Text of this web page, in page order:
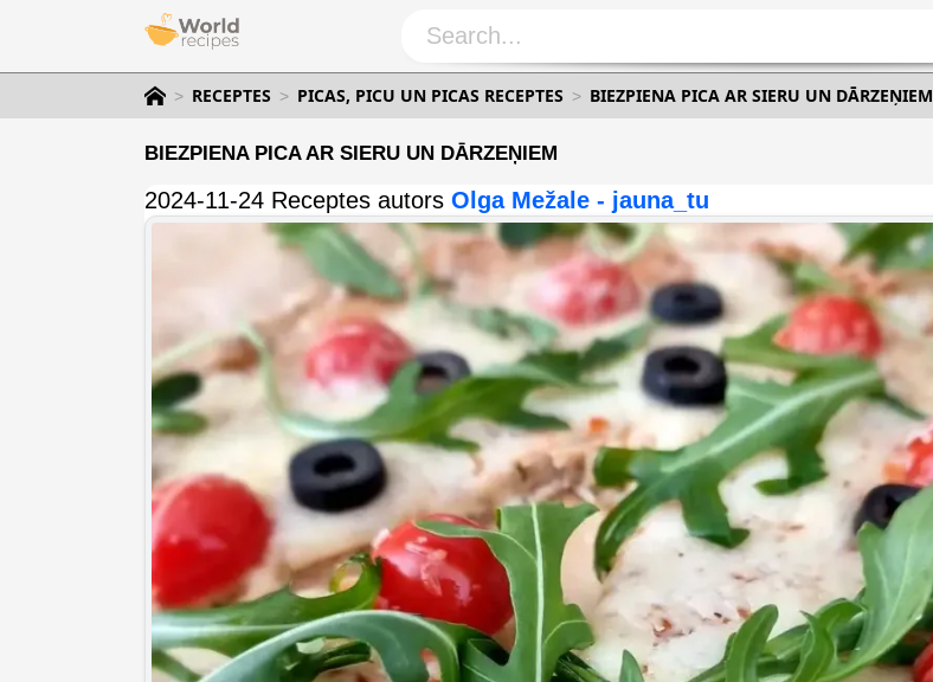
RECEPTES PICAS, PICU UN PICAS RECEPTES BIEZPIENA PICA AR SIERU UN DĀRZEŅIEM
BIEZPIENA PICA AR SIERU UN DĀRZEŅIEM
2024-11-24 Receptes autors Olga Mežale - jauna_tu